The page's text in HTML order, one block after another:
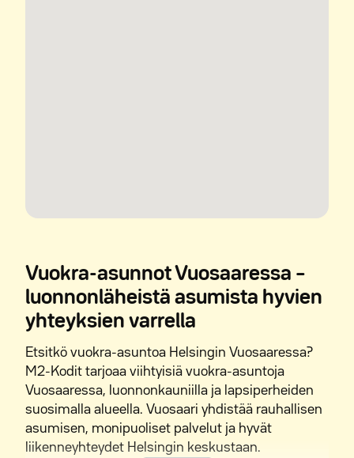
Vuokra-asunnot Vuosaaressa –
luonnonläheistä asumista hyvien
yhteyksien varrella
Etsitkö vuokra-asuntoa Helsingin Vuosaaressa?
M2-Kodit tarjoaa viihtyisiä vuokra-asuntoja
Vuosaaressa, luonnonkauniilla ja lapsiperheiden
suosimalla alueella. Vuosaari yhdistää rauhallisen
asumisen, monipuoliset palvelut ja hyvät
liikenneyhteydet Helsingin keskustaan.